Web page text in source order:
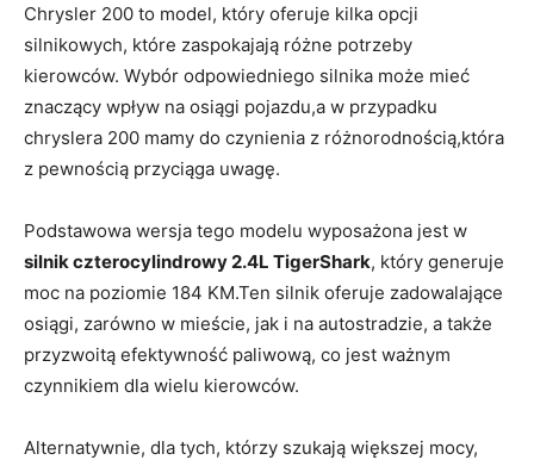
Chrysler 200 to model, który oferuje kilka opcji
silnikowych, które zaspokajają różne potrzeby
kierowców. Wybór odpowiedniego silnika może mieć
znaczący wpływ na osiągi pojazdu,a w przypadku
chryslera 200 mamy do czynienia z różnorodnością,która
z pewnością przyciąga uwagę.
Podstawowa wersja tego modelu wyposażona jest w
silnik czterocylindrowy 2.4L TigerShark, który generuje
moc na poziomie 184 KM.Ten silnik oferuje zadowalające
osiągi, zarówno w mieście, jak i na autostradzie, a także
przyzwoitą efektywność paliwową, co jest ważnym
czynnikiem dla wielu kierowców.
Alternatywnie, dla tych, którzy szukają większej mocy,